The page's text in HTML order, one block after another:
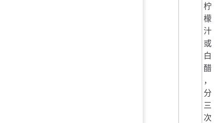
柠
檬
汁
或
白
醋
，
分
三
次